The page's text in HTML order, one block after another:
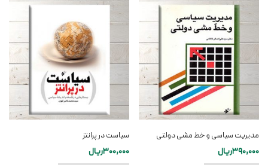
مدیریت سیاسی و خط مشی دولتی
390,000ریال
سیاست در پرانتز
300,000ریال